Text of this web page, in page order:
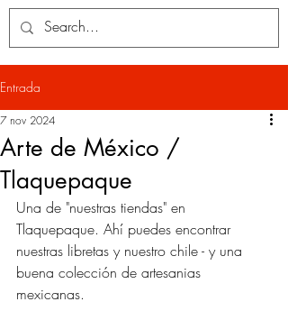
Entrada
Arte de México /
Tlaquepaque
7 nov 2024
Una de "nuestras tiendas" en
Tlaquepaque. Ahí puedes encontrar
nuestras libretas y nuestro chile - y una
buena colección de artesanias
mexicanas.